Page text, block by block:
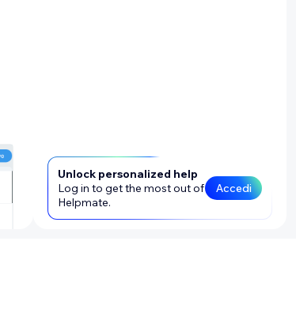
Unlock personalized help
Log in to get the most out of
Helpmate.
Accedi